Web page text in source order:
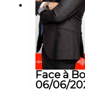
Face à
06/06/